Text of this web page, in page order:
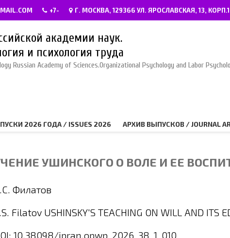
+7- Г. МОСКВА, 129366 УЛ. ЯРОСЛАВСКАЯ, 13, КОРП.1
академии наук.
и психология труда
Russian Academy of Sciences.Organizational Psychology and Labor
2026 ГОДА / ISSUES 2026 АРХИВ ВЫПУСКОВ / JOURNAL
УШИНСКОГО О ВОЛЕ И ЕЕ
Филатов
Filatov USHINSKY'S TEACHING ON WILL AND ITS
10.38098/ipran.opwp_2026_38_1_010